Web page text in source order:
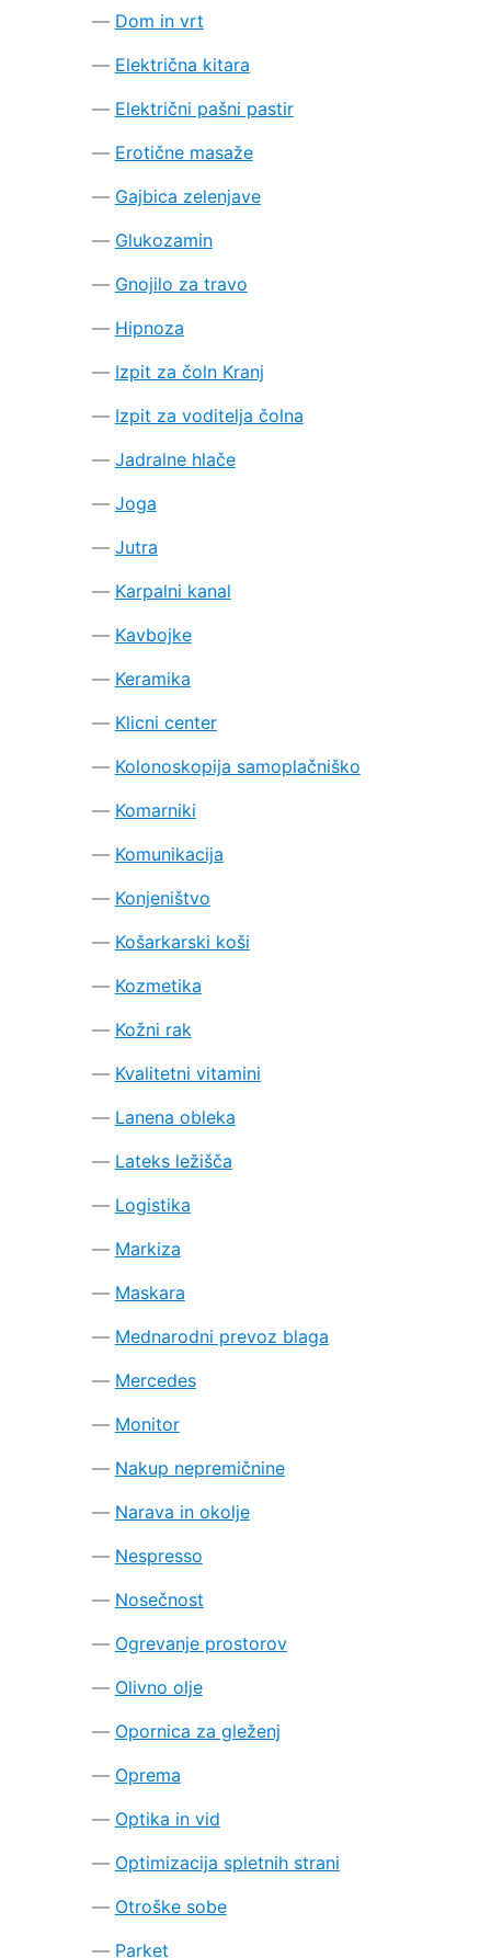
Dom in vrt
Električna kitara
Električni pašni pastir
Erotične masaže
Gajbica zelenjave
Glukozamin
Gnojilo za travo
Hipnoza
Izpit za čoln Kranj
Izpit za voditelja čolna
Jadralne hlače
Joga
Jutra
Karpalni kanal
Kavbojke
Keramika
Klicni center
Kolonoskopija samoplačniško
Komarniki
Komunikacija
Konjeništvo
Košarkarski koši
Kozmetika
Kožni rak
Kvalitetni vitamini
Lanena obleka
Lateks ležišča
Logistika
Markiza
Maskara
Mednarodni prevoz blaga
Mercedes
Monitor
Nakup nepremičnine
Narava in okolje
Nespresso
Nosečnost
Ogrevanje prostorov
Olivno olje
Opornica za gleženj
Oprema
Optika in vid
Optimizacija spletnih strani
Otroške sobe
Parket